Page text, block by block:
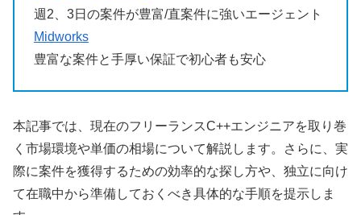
週2、3日の案件が豊富/直案件に強いエージェント
Midworks
豊富な案件と手厚い保証で初心者も安心
本記事では、現在のフリーランスC++エンジニアを取り巻
く市場環境や単価の相場について解説します。さらに、実
際に案件を獲得するための効率的な探し方や、独立に向け
て在職中から準備しておくべき具体的な手順を提示しま